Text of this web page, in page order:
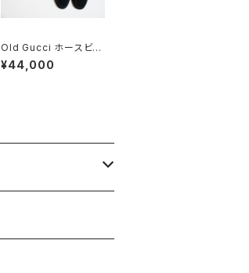
Old Gucci ホースビッ
トローファー 37C BK
Suede
¥44,000